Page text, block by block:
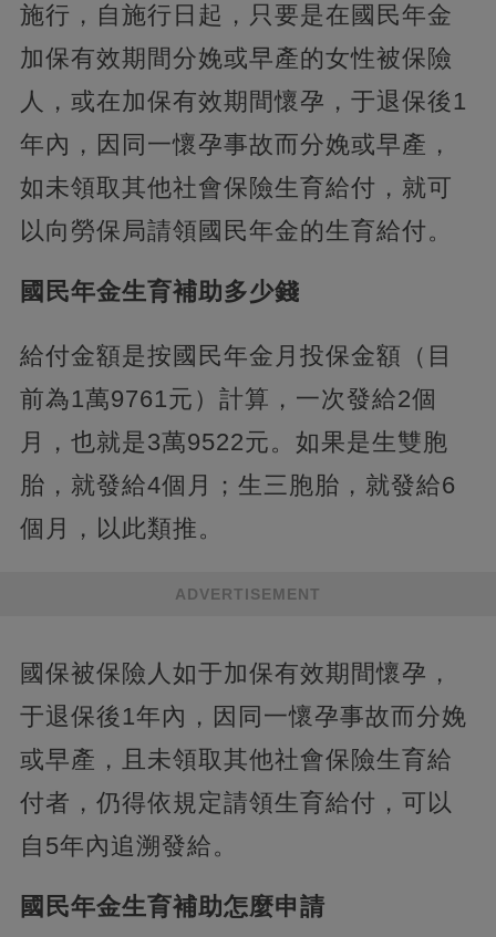
施行，自施行日起，只要是在國民年金
加保有效期間分娩或早產的女性被保險
人，或在加保有效期間懷孕，于退保後1
年內，因同一懷孕事故而分娩或早產，
如未領取其他社會保險生育給付，就可
以向勞保局請領國民年金的生育給付。
國民年金生育補助多少錢
給付金額是按國民年金月投保金額（目
前為1萬9761元）計算，一次發給2個
月，也就是3萬9522元。如果是生雙胞
胎，就發給4個月；生三胞胎，就發給6
個月，以此類推。
ADVERTISEMENT
國保被保險人如于加保有效期間懷孕，
于退保後1年內，因同一懷孕事故而分娩
或早產，且未領取其他社會保險生育給
付者，仍得依規定請領生育給付，可以
自5年內追溯發給。
國民年金生育補助怎麼申請